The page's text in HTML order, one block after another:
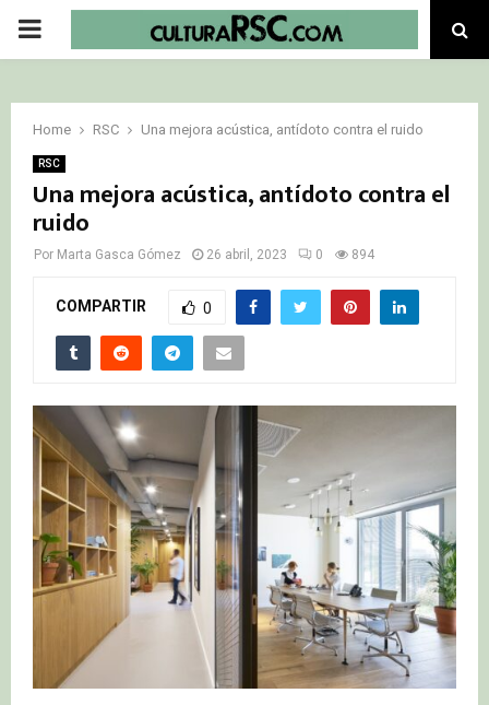
PRIMARY
Home RSC Una mejora acústica, antídoto contra el ruido
RSC
Una mejora acústica, antídoto contra el
ruido
Por Marta Gasca Gómez 26 abril, 2023 0 894
COMPARTIR 0